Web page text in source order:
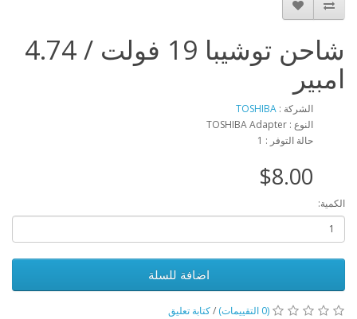
شاحن توشيبا 19 فولت / 4.74
امبير
الشركة : TOSHIBA
النوع : TOSHIBA Adapter
حالة التوفر : 1
$8.00
الكمية:
اضافة للسلة
(0 التقييمات) /كتابة تعليق